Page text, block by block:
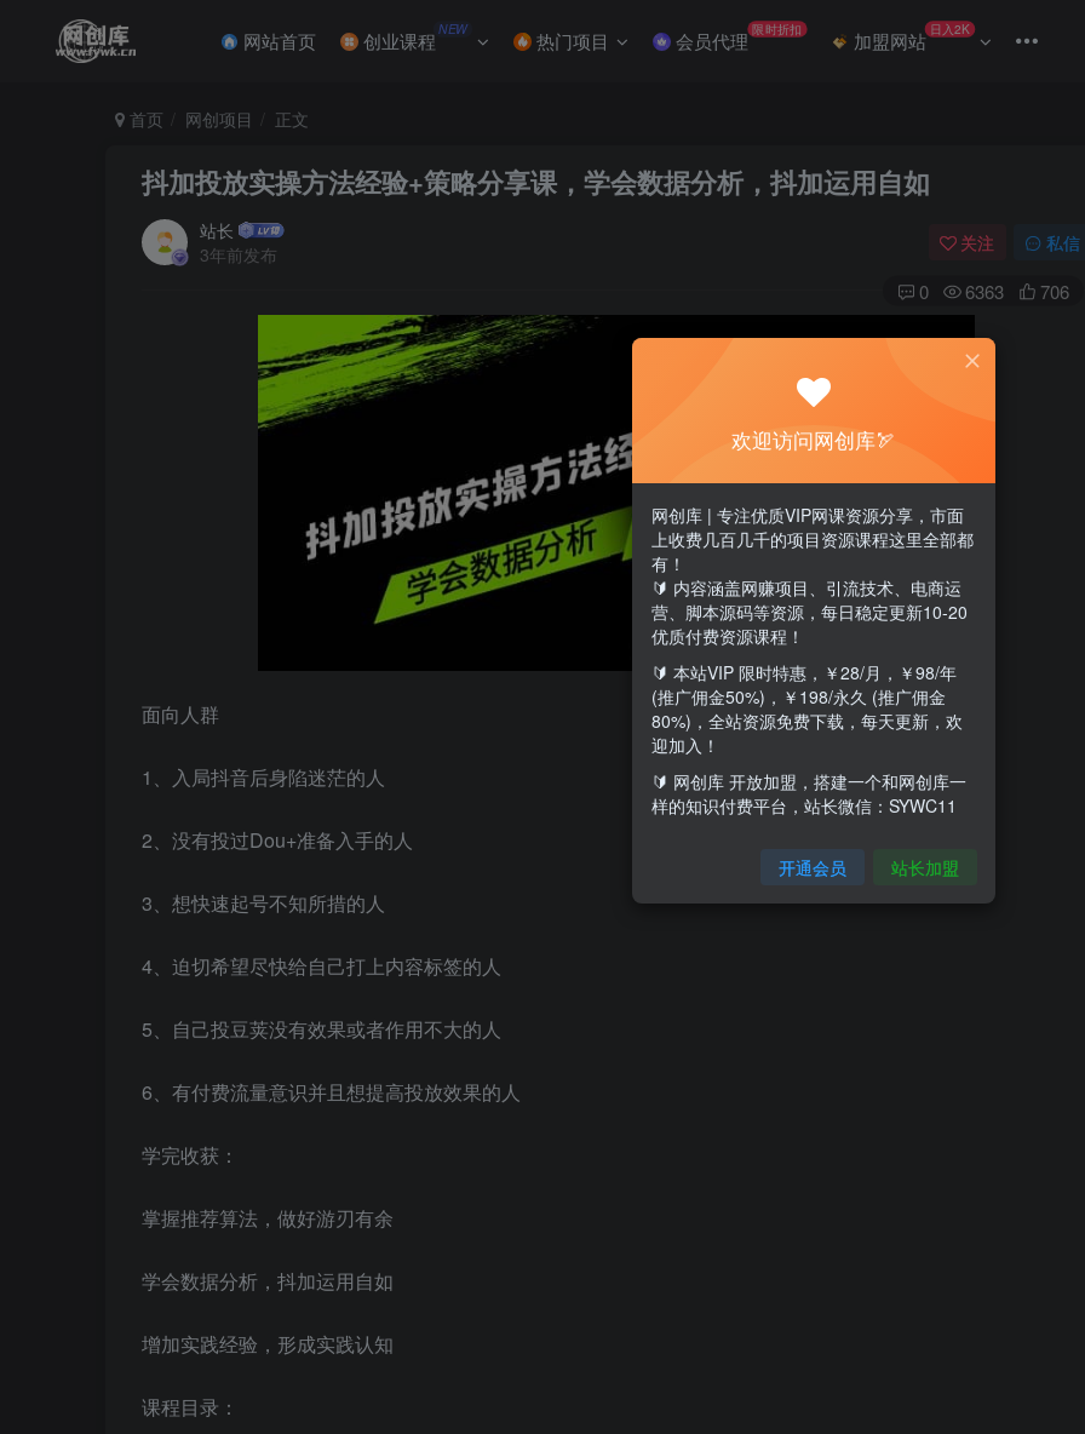
网站首页 创业课程 NEW 热门项目 会员代理 限时折扣 加盟网站 日入2K
首页 网创项目 正文
抖加投放实操方法经验+策略分享课，学会数据分析，抖加运用自如
站长
3年前发布
关注 私信
0 6363 706
面向人群
1、入局抖音后身陷迷茫的人
2、没有投过Dou+准备入手的人
3、想快速起号不知所措的人
4、迫切希望尽快给自己打上内容标签的人
5、自己投豆荚没有效果或者作用不大的人
6、有付费流量意识并且想提高投放效果的人
学完收获：
掌握推荐算法，做好游刃有余
学会数据分析，抖加运用自如
增加实践经验，形成实践认知
课程目录：
欢迎访问网创库🏹
网创库 | 专注优质VIP网课资源分享，市面
上收费几百几千的项目资源课程这里全部都
有！
🔰 内容涵盖网赚项目、引流技术、电商运
营、脚本源码等资源，每日稳定更新10-20
优质付费资源课程！
🔰 本站VIP 限时特惠，￥28/月，￥98/年
(推广佣金50%)，￥198/永久 (推广佣金
80%)，全站资源免费下载，每天更新，欢
迎加入！
🔰 网创库 开放加盟，搭建一个和网创库一
样的知识付费平台，站长微信：SYWC11
开通会员 站长加盟